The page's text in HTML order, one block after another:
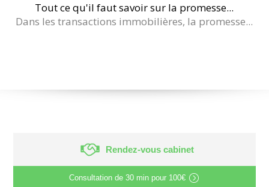
Tout ce qu'il faut savoir sur la promesse...
Dans les transactions immobilières, la promesse...
Rendez-vous cabinet
Consultation de 30 min pour 100€